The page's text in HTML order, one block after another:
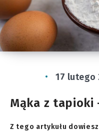
17 lutego
Mąka z tapioki
Z tego artykułu